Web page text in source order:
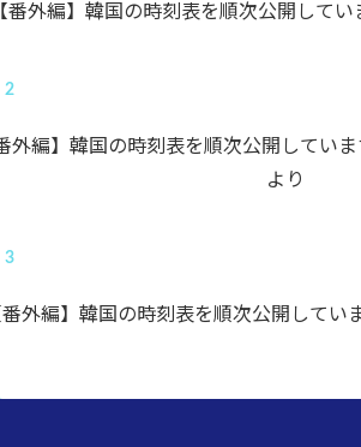
番外編】韓国の時刻表を順次公開してい
外編】韓国の時刻表を順次公開していま
より
外編】韓国の時刻表を順次公開してい